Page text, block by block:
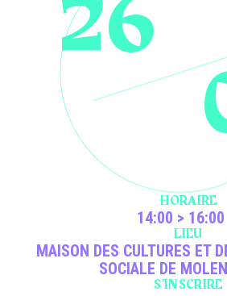
HORAIRE
14:00 > 16:00
LIEU
MAISON DES CULTURES ET
SOCIALE DE
S'INSCRIRE